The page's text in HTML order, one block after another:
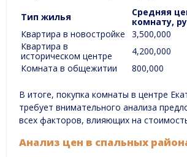
Тип жилья
Средняя
комнату,
Квартира в новостройке
3,500,000
Квартира в
историческом центре
4,200,000
Комната в общежитии
800,000
В итоге, покупка комнаты в центре
требует внимательного анализа
всех факторов, влияющих на
Анализ цен в спальных